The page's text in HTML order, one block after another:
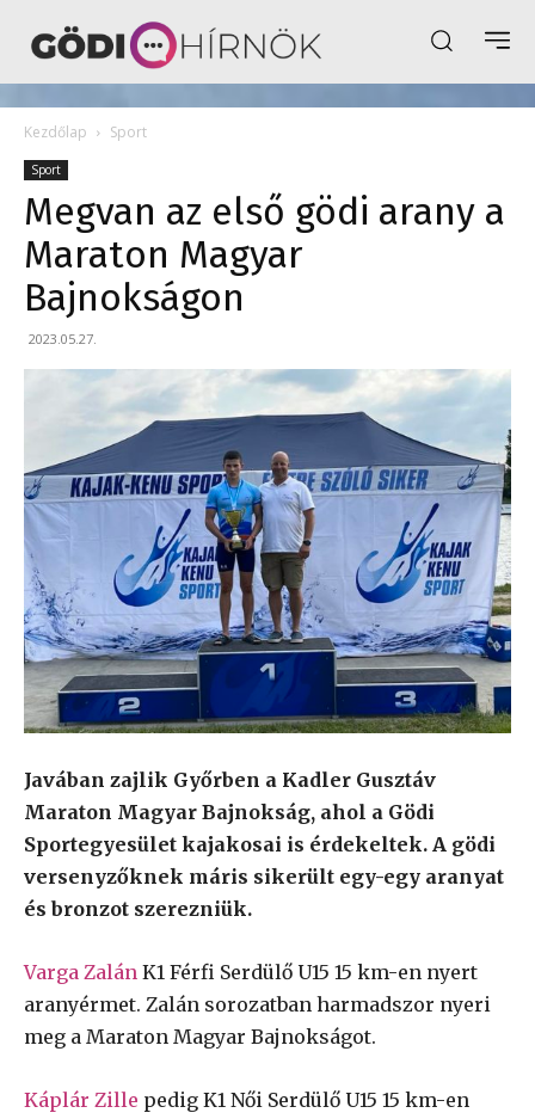
Kezdőlap Sport
Sport
Megvan az első gödi arany a
Maraton Magyar
Bajnokságon
2023.05.27.
Javában zajlik Győrben a Kadler Gusztáv
Maraton Magyar Bajnokság, ahol a Gödi
Sportegyesület kajakosai is érdekeltek. A gödi
versenyzőknek máris sikerült egy-egy aranyat
és bronzot szerezniük.
Varga Zalán K1 Férfi Serdülő U15 15 km-en nyert
aranyérmet. Zalán sorozatban harmadszor nyeri
meg a Maraton Magyar Bajnokságot.
Káplár Zille pedig K1 Női Serdülő U15 15 km-en